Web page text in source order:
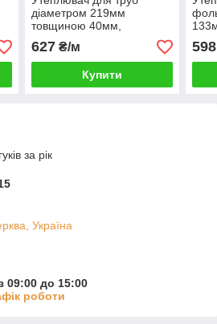
діаметром 219мм
товщиною 40мм,
Шкаралупа СКП2194035
пінопласт ПСБ-С-35
627₴/м
Купити
598
за рік
Україна
09:00 до 15:00
роботи